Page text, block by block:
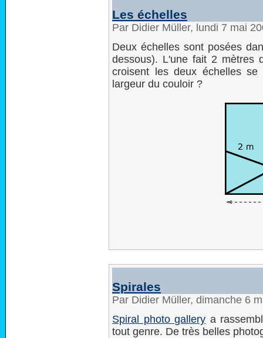
Les échelles
Par Didier Müller, lundi 7 mai
Deux échelles sont posées
dessous). L'une fait 2 mètres
croisent les deux échelles
largeur du couloir ?
Spirales
Par Didier Müller, dimanche 6
Spiral photo gallery a
tout genre. De très belles